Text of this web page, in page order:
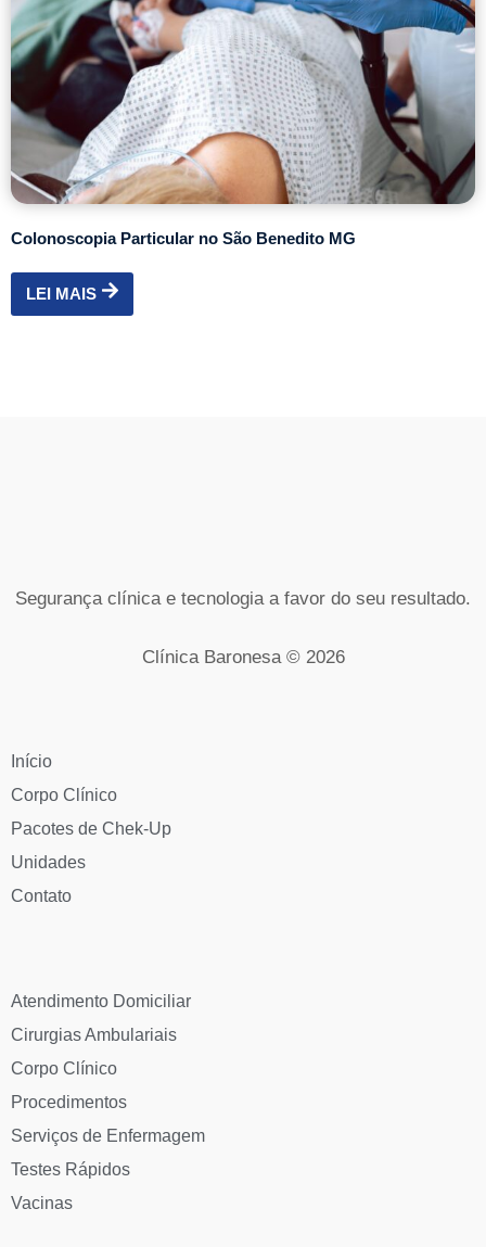
Colonoscopia Particular no São Benedito MG
LEI MAIS
Segurança clínica e tecnologia a favor do seu resultado.
Clínica Baronesa © 2026
Início
Corpo Clínico
Pacotes de Chek-Up
Unidades
Contato
Atendimento Domiciliar
Cirurgias Ambulariais
Corpo Clínico
Procedimentos
Serviços de Enfermagem
Testes Rápidos
Vacinas